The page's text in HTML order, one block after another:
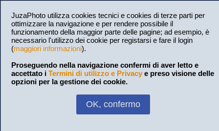
JuzaPhoto utilizza cookies tecnici e cookies di terze parti per
ottimizzare la navigazione e per rendere possibile il
funzionamento della maggior parte delle pagine; ad esempio, è
necessario l'utilizzo dei cookie per registarsi e fare il login
(maggiori informazioni).
Proseguendo nella navigazione confermi di aver letto e
accettato i Termini di utilizzo e Privacy e preso visione delle
opzioni per la gestione dei cookie.
OK, confermo